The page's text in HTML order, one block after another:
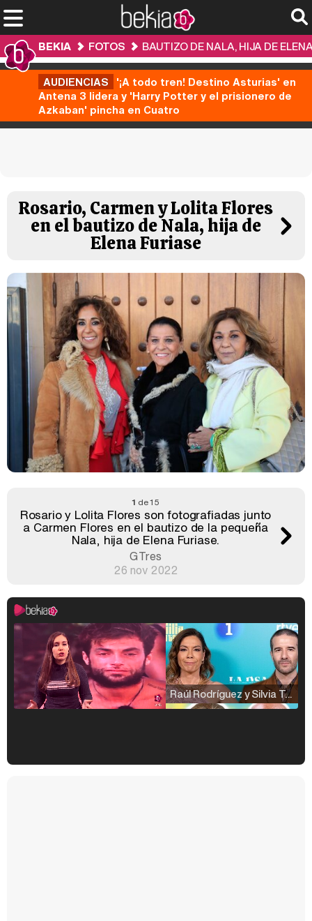
BEKIA FOTOS BAUTIZO DE NALA, HIJA DE
AUDIENCIAS '¡A todo tren! Destino Asturias' en
Antena 3 lidera y 'Harry Potter y el prisionero de
Azkaban' pincha en Cuatro
Rosario, Carmen y Lolita Flores
en el bautizo de Nala, hija de
Elena Furiase
1 de 15
Rosario y Lolita Flores son fotografiadas junto
a Carmen Flores en el bautizo de la pequeña
Nala, hija de Elena Furiase.
GTres
26 nov 2022
Raúl Rodríguez y Silvia Taulés nos cuentan su papel en 'La familia de la tele'